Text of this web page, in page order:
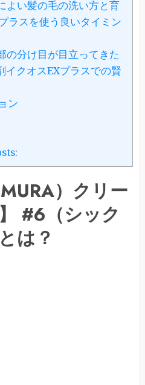
よい髪の毛の洗い方と育
ラスを使う良いタイミン
の分け目が目立ってきた
イクオスEXプラスでの賢
ン
）クリー
#6（シック
は？